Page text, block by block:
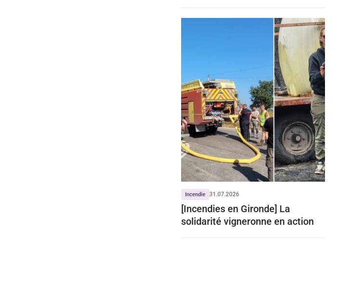
Incendie 31.07.2026
[Incendies en Gironde] La
solidarité vigneronne en action